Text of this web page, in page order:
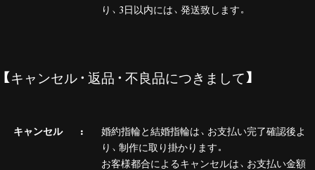
り、3日以内には、発送致します。
【キャンセル・返品・不良品につきまして】
キャンセル
婚約指輪と結婚指輪は、お支払い完了確認後よ
り、制作に取り掛かります。
お客様都合によるキャンセルは、お支払い金額